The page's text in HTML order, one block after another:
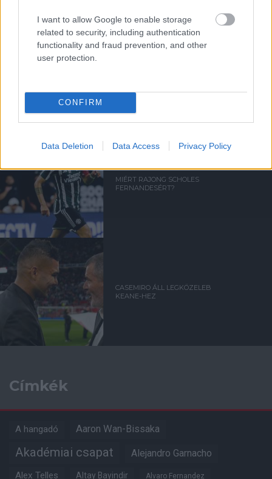
I want to allow Google to enable storage
related to security, including authentication
functionality and fraud prevention, and other
user protection.
CONFIRM
Data Deletion Data Access Privacy Policy
MIÉRT RAJONG SCHOLES
FERNANDESÉRT?
CASEMIRO ÁLL LEGKÖZELEB
KEANE-HEZ
Címkék
A hangadó Aaron Wan-Bissaka
Akadémiai csapat Alejandro Garnacho
Alex Telles Altay Bayindir Alvaro Fernandez